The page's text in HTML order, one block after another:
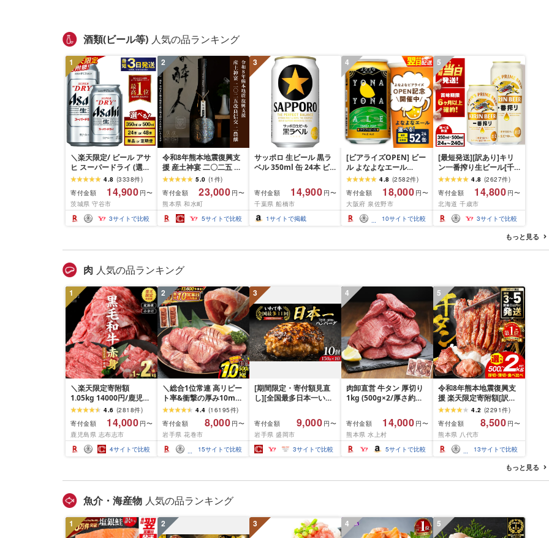
酒類(ビール等) 人気の品ランキング
1
＼楽天限定/ ビール アサ
ヒ スーパードライ (選べ
る 350ml 500ml / 24本
48本 / 単品 2ヶ月〜12ヶ
月定期便 12ヶ月定期便)
楽天フェスタ 期間限定|
最短3日発送 アサヒビー
ル お酒 アルコール
4.8 (3338件)
寄付金額
14,900 円〜
茨城県 守谷市
3サイトで比較
2
令和8年熊本地震復興支
援 産土神宴 二〇二五 改
良信交 | 二農醸 1本 | 熊
本県 和水町 くまもと な
ごみまち なごみ 産土 米
お酒 酒 地酒 花の香酒造
5.0 (1 件)
寄付金額
23,000 円〜
熊本県 和水町
5サイトで比較
3
サッポロ 生ビール 黒ラ
ベル 350ml 缶 24本 ビ
空レストランキャンペー
ン実施中!]
寄付金額 14,900 円〜
千葉県 船橋市
1サイトで掲載
4
[ビアライズOPEN] ビー
ル よなよなエール
350ml 選べる 24缶 ~ 52
缶 クラフトビール ヤッ
ホーブルーイング ペー
ルエール 缶 酒 飲料 BBQ
ふるさと納税オリジナル
ランキング 1位獲得 最強
4.8 (2582件)
寄付金額
18,000 円〜
大阪府 泉佐野市
10サイトで比較
5
[最短発送][訳あり]キリ
ン一番搾り生ビール[千
歳工場産]350ml・
500ml 1〜10ケース(1ケ
ース24本)北海道 ふるさ
と納税 ビール お酒 ケー
ス ギフト 酒 ビール ギフ
ト 美味しさに 訳あり 麒
4.8 (2627件)
寄付金額
14,800 円〜
北海道 千歳市
3サイトで比較
もっと見る
肉 人気の品ランキング
1
＼楽天限定寄附額
1.05kg 14000円/鹿児島
県産 黒毛和牛 牛肉 赤身
モモ ウデ (スライス or
焼肉)[計1kg~2.1kg / 定
期便 全3回] すき焼き し
ゃぶしゃぶ 国産 肉 国産
牛 お肉 モモ肉 牛しゃぶ
4.6 (2818件)
寄付金額
14,000 円〜
鹿児島県 志布志市
4サイトで比較
2
＼総合1位常連 高リピー
ト率&衝撃の厚み10mm
厚切り牛タン 塩味/ ≪ス
ピード発送!!10営業日以
内発送≫ 選べる内容量
500g / 1kg 定期便 毎月
届く 牛肉 肉 BBQ ふるさ
と 人気 ランキング 岩手
4.4 (16195件)
寄付金額
8,000 円〜
岩手県 花巻市
15サイトで比較
3
[期間限定・寄付額見直
し][全国最多日本一いわ
1.5kg(150g×10個) いわ
て牛 × 岩中豚 ハンバー
グ 合挽き 合い挽き 黒毛
和牛 人気 冷凍 個包装 小
分け 冷凍 牛肉 豚肉 和牛
岡 shikoku001k
寄付金額 9,000 円〜
岩手県 盛岡市
3サイトで比較
4
肉卸直営 牛タン 厚切り
1kg (500g×2/厚さ約
牛肉 焼肉 冷凍 スライス
業務用 バーベキュー
BBQ おつまみ ギフト お
祝い お中元 夏ギフト
寄付金額 14,000 円〜
熊本県 水上村
5サイトで比較
5
令和8年熊本地震復興支
援 楽天限定寄附額[訳あ
り]牛タン 500g〜2kg 肉
牛肉 訳あり 牛タン 冷凍
小分け 厚切り 薄切り 食
べ比べ 500g 1kg 1.5kg
2kg 牛 人気 ビーフ 牛た
ん ふるさと納税 ランキ
ング スピード発送 送料
4.2 (2291件)
寄付金額
8,500 円〜
熊本県 八代市
13サイトで比較
もっと見る
魚介・海産物 人気の品ランキング
1 2 3 4 5